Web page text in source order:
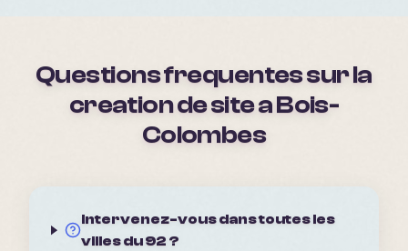
Questions frequentes sur la
creation de site aBois-
Colombes
Intervenez-vous dans toutes les
villes du 92 ?